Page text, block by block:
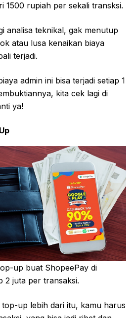
1500 rupiah per sekali transksi.
analisa teknikal, gak menutup
atau lusa kenaikan biaya
terjadi.
admin ini bisa terjadi setiap 1
kita cek lagi di
ya!
up buat ShopeePay di
2 juta per transaksi.
up lebih dari itu, kamu harus